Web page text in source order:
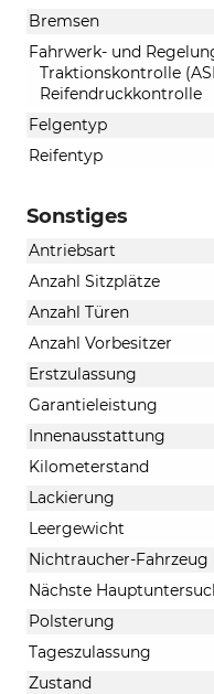
Bremsen
Fahrwerk- und
Traktionskontrolle
Reifendruckkontrolle
Felgentyp
Reifentyp
Sonstiges
Antriebsart
Anzahl Sitzplätze
Anzahl Türen
Anzahl Vorbesitzer
Erstzulassung
Garantieleistung
Innenausstattung
Kilometerstand
Lackierung
Leergewicht
Nichtraucher-Fahrzeug
Nächste
Polsterung
Tageszulassung
Zustand